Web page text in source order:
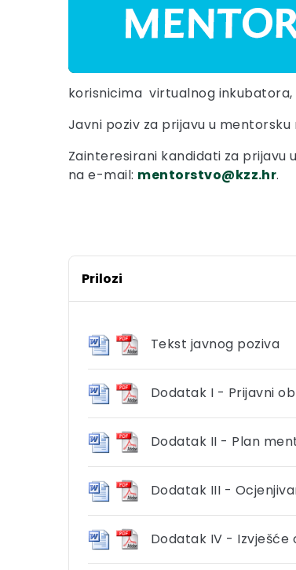
korisnicima virtualnog
Javni poziv za prijavu u
Zainteresirani kandidati za
na e-mail: ­­­­­­­­­­­­ mentorstvo@kzz.hr.
Prilozi
Tekst javnog poziva
Dodatak I - Prijavni
Dodatak II - Plan
Dodatak III -
Dodatak IV - Izvješće